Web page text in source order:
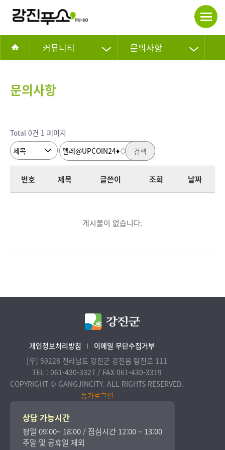
커뮤니티 문의사항
문의사항
Total 0건 1 페이지
검색
번호 제목 글쓴이 조회 날짜
게시물이 없습니다.
개인정보처리방침
이메일 무단수집거부
[우] 59228 전라남도 강진군 강진읍 탐진로 111
TEL : 061-430-3327 / FAX 061-430-3319
COPYRIGHT © GANGJINCITY. ALL RIGHTS RESERVED.
농가로그인
상담 가능시간
평일 09:00~ 18:00 / 점심시간 12:00 ~ 13:00
주말 및 공휴일 제외